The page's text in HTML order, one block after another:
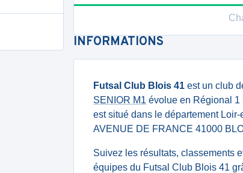
INFORMATIONS
Futsal Club Blois 41 est un club
SENIOR M1 évolue en Régional 1
est situé dans le département
AVENUE DE FRANCE 41000
Suivez les résultats, classements
équipes du Futsal Club Blois 41